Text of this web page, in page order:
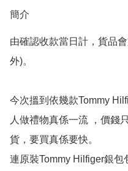
簡介
由確認收款當日計，貨品
外)。
今次搵到依幾款Tommy
人做禮物真係一流 ，價錢
貨，要買真係要快。
連原裝Tommy Hilfiger銀包